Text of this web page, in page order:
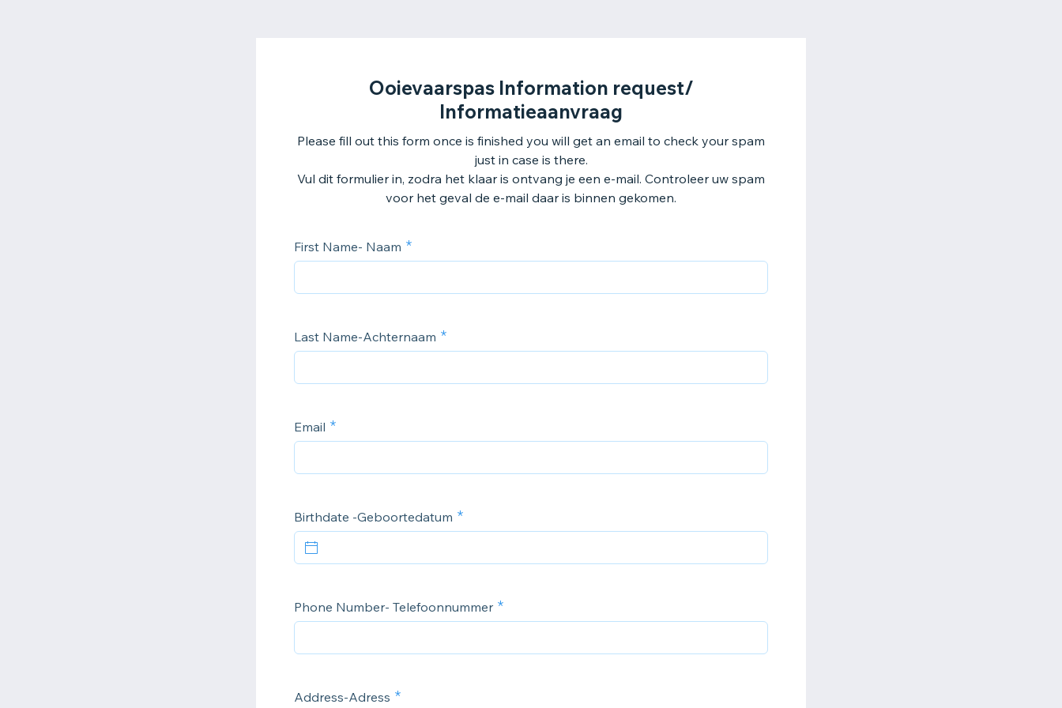
Ooievaarspas Information request/
Informatieaanvraag
Please fill out this form once is finished you will get an email to check your spam
just in case is there.
Vul dit formulier in, zodra het klaar is ontvang je een e-mail. Controleer uw spam
voor het geval de e-mail daar is binnen gekomen.
First Name- Naam
Last Name-Achternaam
Email
Birthdate -Geboortedatum
Phone Number- Telefoonnummer
Address-Adress